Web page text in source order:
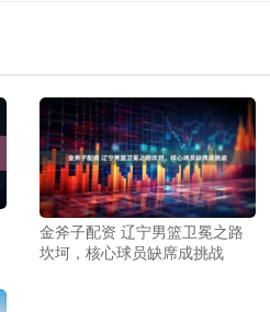
金斧子配资 辽宁男篮卫冕之路
坎坷，核心球员缺席成挑战